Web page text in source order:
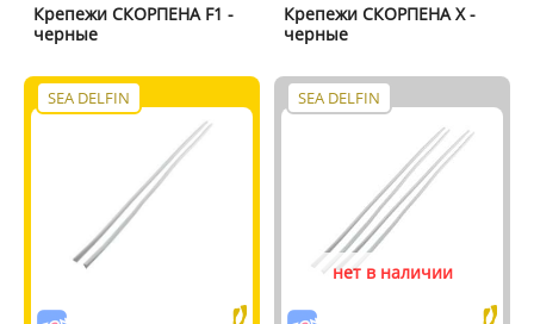
Крепежи СКОРПЕНА F1 -
черные
Крепежи СКОРПЕНА X -
черные
SEA DELFIN SEA DELFIN
нет в наличии